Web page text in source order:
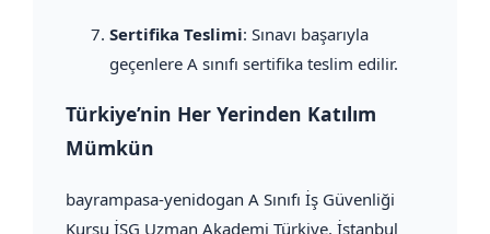
Sertifika Teslimi: Sınavı başarıyla
geçenlere A sınıfı sertifika teslim edilir.
Türkiye’nin Her Yerinden Katılım
Mümkün
bayrampasa-yenidogan A Sınıfı İş Güvenliği
Kursu İSG Uzman Akademi Türkiye, İstanbul